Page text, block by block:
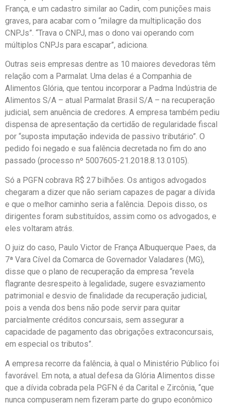
França, e um cadastro similar ao Cadin, com punições mais
graves, para acabar com o “milagre da multiplicação dos
CNPJs”. “Trava o CNPJ, mas o dono vai operando com
múltiplos CNPJs para escapar”, adiciona.
Outras seis empresas dentre as 10 maiores devedoras têm
relação com a Parmalat. Uma delas é a Companhia de
Alimentos Glória, que tentou incorporar a Padma Indústria de
Alimentos S/A – atual Parmalat Brasil S/A – na recuperação
judicial, sem anuência de credores. A empresa também pediu
dispensa de apresentação da certidão de regularidade fiscal
por “suposta imputação indevida de passivo tributário”. O
pedido foi negado e sua falência decretada no fim do ano
passado (processo nº 5007605-21.2018.8.13.0105).
Só a PGFN cobrava R$ 27 bilhões. Os antigos advogados
chegaram a dizer que não seriam capazes de pagar a dívida
e que o melhor caminho seria a falência. Depois disso, os
dirigentes foram substituídos, assim como os advogados, e
eles voltaram atrás.
O juiz do caso, Paulo Victor de França Albuquerque Paes, da
7ª Vara Cível da Comarca de Governador Valadares (MG),
disse que o plano de recuperação da empresa “revela
flagrante desrespeito à legalidade, sugere esvaziamento
patrimonial e desvio de finalidade da recuperação judicial,
pois a venda dos bens não pode servir para quitar
parcialmente créditos concursais, sem assegurar a
capacidade de pagamento das obrigações extraconcursais,
em especial os tributos”.
A empresa recorre da falência, à qual o Ministério Público foi
favorável. Em nota, a atual defesa da Glória Alimentos disse
que a dívida cobrada pela PGFN é da Carital e Zircônia, “que
nunca compuseram nem fizeram parte do grupo econômico